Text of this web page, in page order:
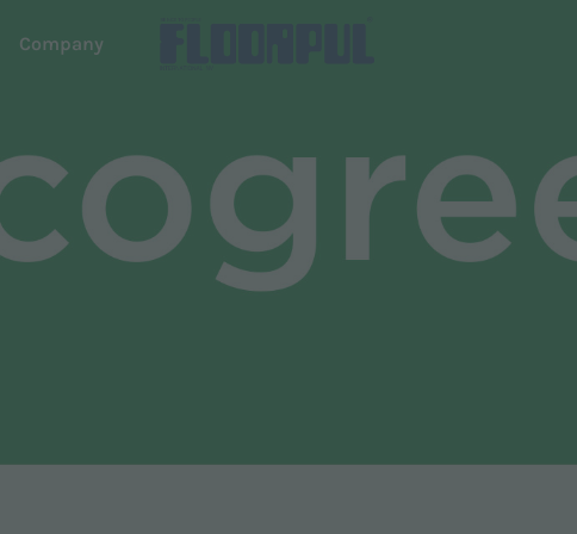
Autonomous driving
R-Quartz
Telematics
Dispense
Company